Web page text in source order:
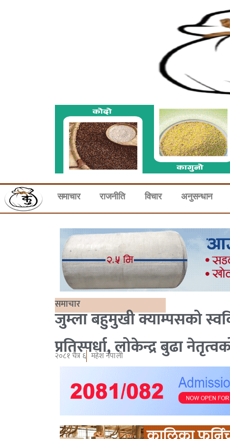
समाचार राजनीति विचार अनुसन्धान
समाचार
जुम्ला बहुमुखी क्याम्पसको
प्रतिस्पर्धा, लोकेन्द्र बुढा
२०८१ चैत्र ६ महेश नेपाली